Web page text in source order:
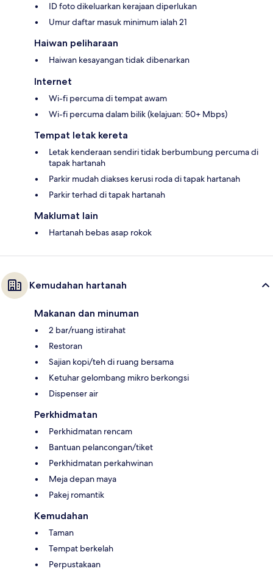
ID foto dikeluarkan kerajaan diperlukan
Umur daftar masuk minimum ialah 21
Haiwan peliharaan
Haiwan kesayangan tidak dibenarkan
Internet
Wi-fi percuma di tempat awam
Wi-fi percuma dalam bilik (kelajuan: 50+ Mbps)
Tempat letak kereta
Letak kenderaan sendiri tidak berbumbung percuma di
tapak hartanah
Parkir mudah diakses kerusi roda di tapak hartanah
Parkir terhad di tapak hartanah
Maklumat lain
Hartanah bebas asap rokok
Kemudahan hartanah
Makanan dan minuman
2 bar/ruang istirahat
Restoran
Sajian kopi/teh di ruang bersama
Ketuhar gelombang mikro berkongsi
Dispenser air
Perkhidmatan
Perkhidmatan rencam
Bantuan pelancongan/tiket
Perkhidmatan perkahwinan
Meja depan maya
Pakej romantik
Kemudahan
Taman
Tempat berkelah
Perpustakaan